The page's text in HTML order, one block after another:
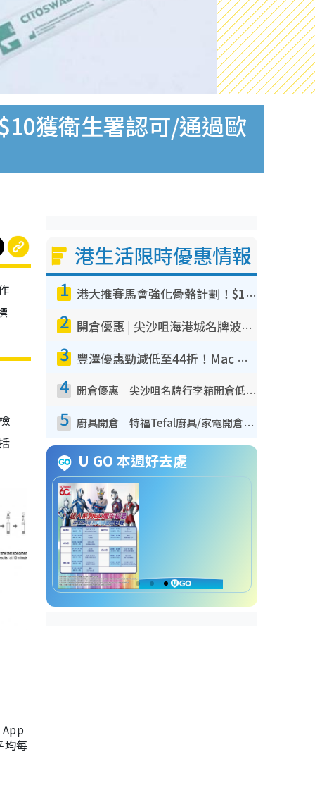
獲衛生署認可/通過歐
均每
港生活限時優惠情報
1 港大推賽馬會強化骨骼計劃！$100骨質密度X光檢查 完成免費運動訓練送超市禮券！附參加資格
2 開倉優惠 | 尖沙咀海港城名牌波鞋開倉低至1折！On鞋$899起／Joy&Peace鞋履$98起
3 豐澤優惠勁減低至44折！Mac mini/iPhone17Pro大減價！廚房家電$220起
4 開倉優惠｜尖沙咀名牌行李箱開倉低至4折！一連5日 American Tourister/ace./Hallmark $200起！
5 廚具開倉｜特福Tefal廚具/家電開倉低至3折！$220起買平底鍋/炒鑊/湯煲！電飯煲/吸塵機/燙斗$418起
U GO 本週好去處